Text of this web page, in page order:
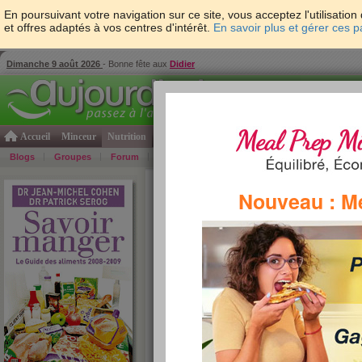
En poursuivant votre navigation sur ce site, vous acceptez
et offres adaptés à vos centres d'intérêt. En savoir plus et gérer ces
Dimanche 9 août 2026 - Bonne fête aux Didier
Accueil Minceur Nutrition Psycho & tests Forme & santé
Blogs Groupes Forum Bons Plans
Nouveau :